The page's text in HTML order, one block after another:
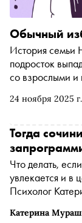
24 ноября 2025 г.
Обычный
История семьи
подросток
со взрослыми
Катерина
Катерина
Тогда
Что делать,
увлекается и в
Психолог